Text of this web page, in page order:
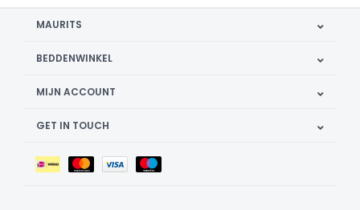
MAURITS
BEDDENWINKEL
MIJN ACCOUNT
GET IN TOUCH